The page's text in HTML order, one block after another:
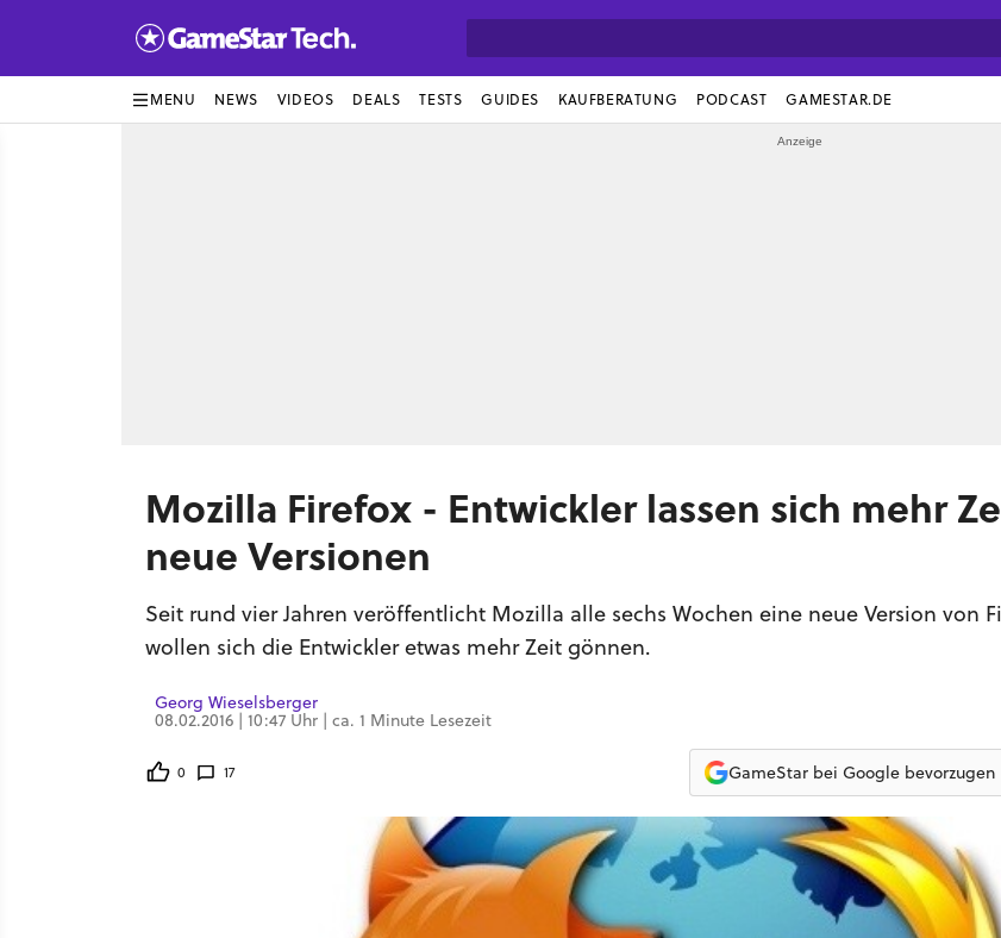
MENU NEWS VIDEOS DEALS TESTS GUIDES KAUFBERATUNG PODCAST GAMESTAR.DE
Mozilla Firefox - Entwickler lassen sich mehr
neue Versionen
Seit rund vier Jahren veröffentlicht Mozilla alle sechs Wochen eine neue Version von
wollen sich die Entwickler etwas mehr Zeit gönnen.
Georg Wieselsberger
08.02.2016 | 10:47 Uhr | ca. 1 Minute Lesezeit
0 17 GameStar bei Google bevorzugen